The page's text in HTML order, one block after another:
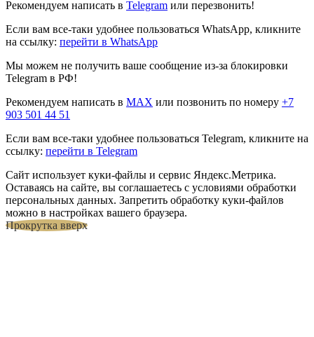
Рекомендуем написать в Telegram или перезвонить!
Если вам все-таки удобнее пользоваться WhatsApp, кликните
на ссылку: перейти в WhatsApp
Мы можем не получить ваше сообщение из-за блокировки
Telegram в РФ!
Рекомендуем написать в MAX или позвонить по номеру +7
903 501 44 51
Если вам все-таки удобнее пользоваться Telegram, кликните на
ссылку: перейти в Telegram
Сайт использует куки-файлы и сервис Яндекс.Метрика.
Оставаясь на сайте, вы соглашаетесь с условиями обработки
персональных данных. Запретить обработку куки-файлов
можно в настройках вашего браузера.
Прокрутка вверх